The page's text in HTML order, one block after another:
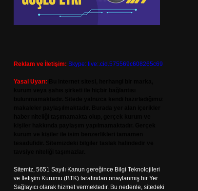
Reklam ve İletişim: Skype: live:.cid.575569c608265c69
Yasal Uyarı:
Sitemiz, 5651 Sayılı Kanun gereğince Bilgi Teknolojileri
ve İletişim Kurumu (BTK) tarafından onaylanmış bir Yer
Sağlayıcı olarak hizmet vermektedir. Bu nedenle, sitedeki